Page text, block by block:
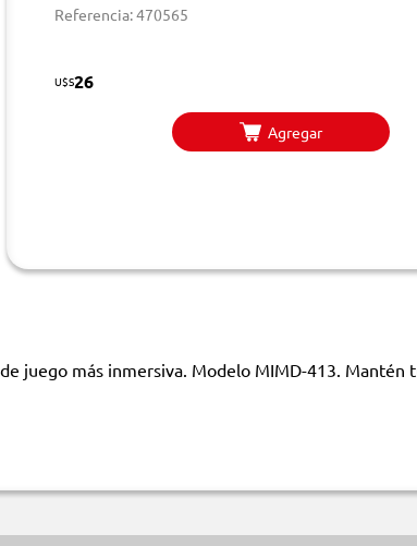
Referencia: 470565
U$S26
Agregar
juego más inmersiva. Modelo MIMD-413. Mantén